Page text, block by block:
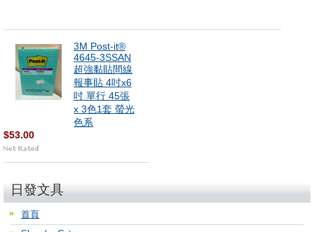
3M Post-it®
4645-3SSAN
超強黏貼間線
報事貼 4吋x6
吋 單行 45張
x 3色1套 螢光
色系
$53.00
日發文具
首頁